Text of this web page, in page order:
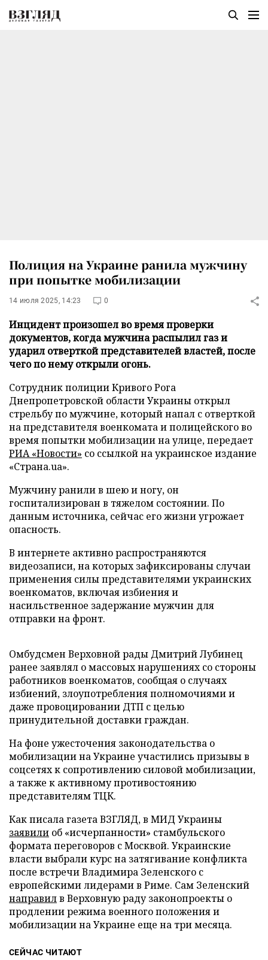
Полиция на Украине ранила мужчину
при попытке мобилизации
14 июля 2025, 14:23 0
Инцидент произошел во время проверки
документов, когда мужчина распылил газ и
ударил отверткой представителей властей, после
чего по нему открыли огонь.
Сотрудник полиции Кривого Рога
Днепропетровской области Украины открыл
стрельбу по мужчине, который напал с отверткой
на представителя военкомата и полицейского во
время попытки мобилизации на улице, передает
РИА «Новости» со ссылкой на украинское издание
«Страна.ua».
Мужчину ранили в шею и ногу, он
госпитализирован в тяжелом состоянии. По
данным источника, сейчас его жизни угрожает
опасность.
В интернете активно распространяются
видеозаписи, на которых зафиксированы случаи
применения силы представителями украинских
военкоматов, включая избиения и
насильственное задержание мужчин для
отправки на фронт.
Омбудсмен Верховной рады Дмитрий Лубинец
ранее заявлял о массовых нарушениях со стороны
работников военкоматов, сообщая о случаях
избиений, злоупотребления полномочиями и
даже провоцировании ДТП с целью
принудительной доставки граждан.
На фоне ужесточения законодательства о
мобилизации на Украине участились призывы в
соцсетях к сопротивлению силовой мобилизации,
а также к активному противостоянию
представителям ТЦК.
Как писала газета ВЗГЛЯД, в МИД Украины
заявили об «исчерпанности» стамбульского
формата переговоров с Москвой. Украинские
власти выбрали курс на затягивание конфликта
после встречи Владимира Зеленского с
европейскими лидерами в Риме. Сам Зеленский
направилв Верховную раду законопроекты о
продлении режима военного положения и
мобилизации на Украине еще на три месяца.
СЕЙЧАС ЧИТАЮТ